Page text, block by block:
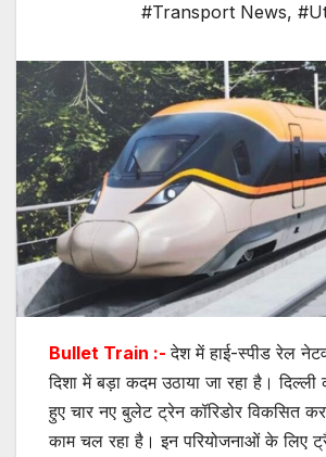
#Transport News,
Bullet Train :-देश में हाई-स्पीड रेल
दिशा में बड़ा कदम उठाया जा रहा है।
हुए चार नए बुलेट ट्रेन कॉरिडोर विकसित
काम चल रहा है। इन परियोजनाओं के लिए